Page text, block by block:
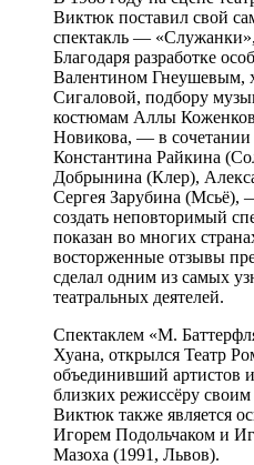
Виктюк поставил свой
спектакль —
Благодаря разработке
Валентином Гнеушевым,
Сигаловой, подбору
костюмам Аллы
Новикова, — в сочетании
Константина Райкина
Добрынина (Клер),
Сергея Зарубина (Мсьё),
создать неповторимый
показан во многих
восторженные отзывы
сделал одним из самых
театральных деятелей.
Спектаклем «М.
Хуана, открылся Театр
объединивший артистов
близких режиссёру
Виктюк также является
Игорем Подольчаком и
Мазоха (1991, Львов).